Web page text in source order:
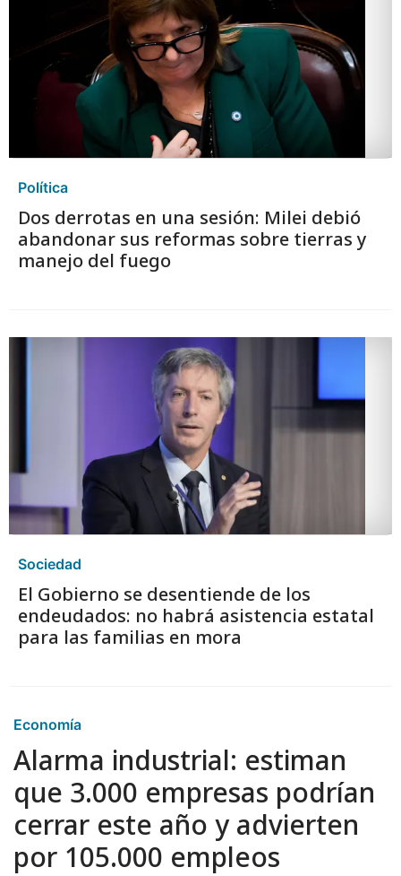
Política
Dos derrotas en una sesión: Milei debió
abandonar sus reformas sobre tierras y
manejo del fuego
Sociedad
El Gobierno se desentiende de los
endeudados: no habrá asistencia estatal
para las familias en mora
Economía
Alarma industrial: estiman
que 3.000 empresas podrían
cerrar este año y advierten
por 105.000 empleos